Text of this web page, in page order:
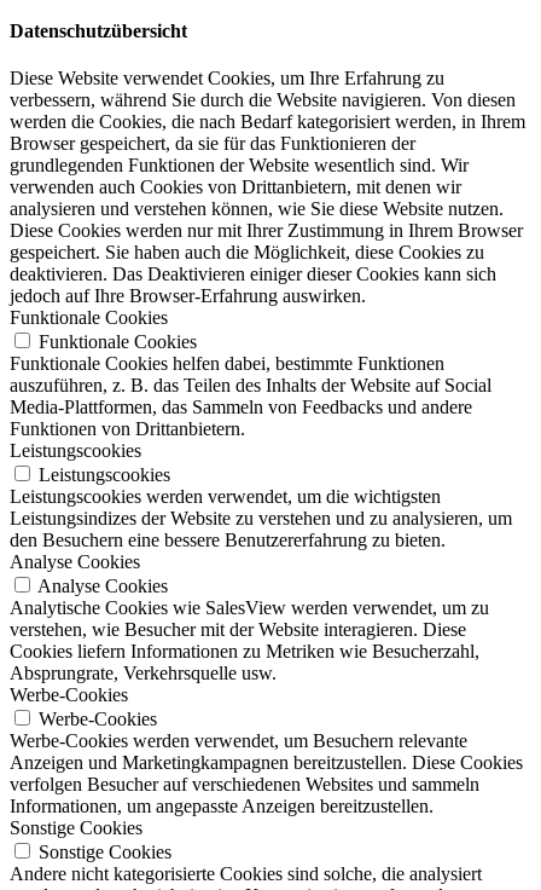
Datenschutzübersicht
Diese Website verwendet Cookies, um Ihre Erfahrung zu
verbessern, während Sie durch die Website navigieren. Von diesen
werden die Cookies, die nach Bedarf kategorisiert werden, in Ihrem
Browser gespeichert, da sie für das Funktionieren der
grundlegenden Funktionen der Website wesentlich sind. Wir
verwenden auch Cookies von Drittanbietern, mit denen wir
analysieren und verstehen können, wie Sie diese Website nutzen.
Diese Cookies werden nur mit Ihrer Zustimmung in Ihrem Browser
gespeichert. Sie haben auch die Möglichkeit, diese Cookies zu
deaktivieren. Das Deaktivieren einiger dieser Cookies kann sich
jedoch auf Ihre Browser-Erfahrung auswirken.
Funktionale Cookies
Funktionale Cookies
Funktionale Cookies helfen dabei, bestimmte Funktionen
auszuführen, z. B. das Teilen des Inhalts der Website auf Social
Media-Plattformen, das Sammeln von Feedbacks und andere
Funktionen von Drittanbietern.
Leistungscookies
Leistungscookies
Leistungscookies werden verwendet, um die wichtigsten
Leistungsindizes der Website zu verstehen und zu analysieren, um
den Besuchern eine bessere Benutzererfahrung zu bieten.
Analyse Cookies
Analyse Cookies
Analytische Cookies wie SalesView werden verwendet, um zu
verstehen, wie Besucher mit der Website interagieren. Diese
Cookies liefern Informationen zu Metriken wie Besucherzahl,
Absprungrate, Verkehrsquelle usw.
Werbe-Cookies
Werbe-Cookies
Werbe-Cookies werden verwendet, um Besuchern relevante
Anzeigen und Marketingkampagnen bereitzustellen. Diese Cookies
verfolgen Besucher auf verschiedenen Websites und sammeln
Informationen, um angepasste Anzeigen bereitzustellen.
Sonstige Cookies
Sonstige Cookies
Andere nicht kategorisierte Cookies sind solche, die analysiert